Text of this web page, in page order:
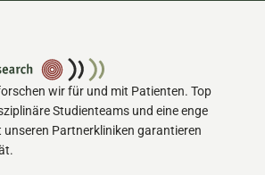
wir für und mit Patienten. Top
Studienteams und eine enge
Partnerkliniken garantieren